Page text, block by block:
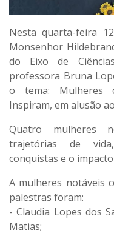
Nesta quarta-feira
Monsenhor
do Eixo de
professora Bruna
o tema: Mulheres
Inspiram, em alusão
Quatro mulheres
trajetórias de
conquistas e o
A mulheres notáveis
palestras foram:
- Claudia Lopes dos
Matias;